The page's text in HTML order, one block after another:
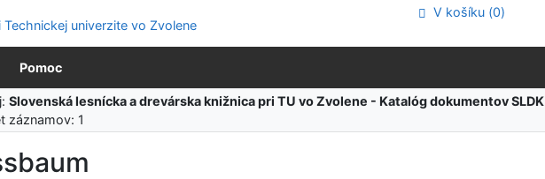
V košíku (0)
Pomoc
Slovenská lesnícka a drevárska knižnica pri TU vo Zvolene - Katalóg dokumentov SLDK
záznamov: 1